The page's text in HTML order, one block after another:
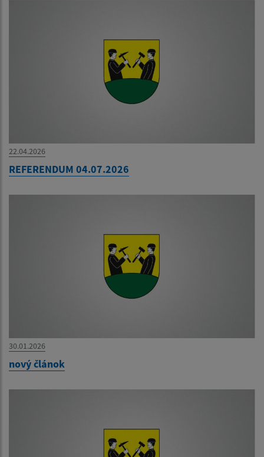
22.04.2026
REFERENDUM 04.07.2026
30.01.2026
nový článok